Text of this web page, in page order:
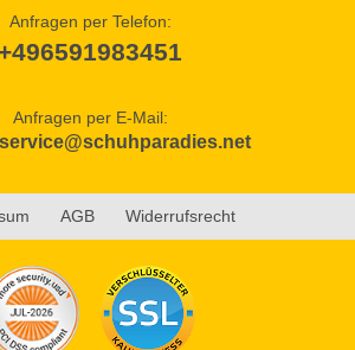
Anfragen per Telefon:
+496591983451
Anfragen per E-Mail:
AGB Widerrufsrecht